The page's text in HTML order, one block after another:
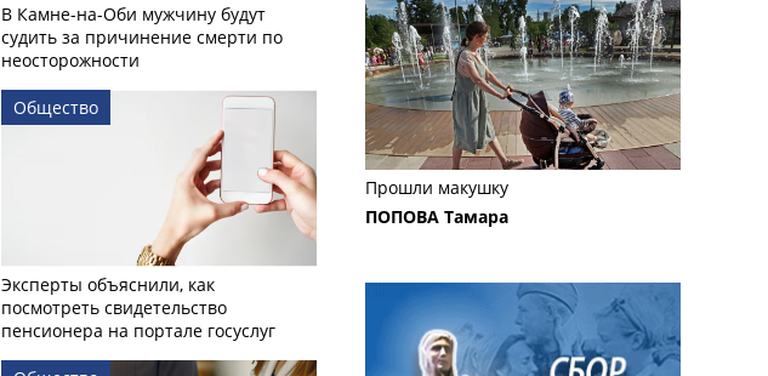
В Камне-на-Оби мужчину будут
судить за причинение смерти по
неосторожности
Общество
Эксперты объяснили, как
посмотреть свидетельство
пенсионера на портале госуслуг
Прошли макушку
ПОПОВА Тамара